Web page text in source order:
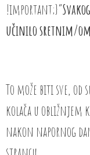
!important;}”
učinilo sretnim/
To može biti sve,
kolača u obližnjem
nakon napornog